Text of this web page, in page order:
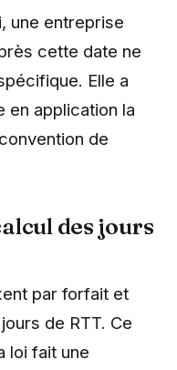
une entreprise
cette date ne
Elle a
en application la
de
des jours
par forfait et
de RTT. Ce
loi fait une